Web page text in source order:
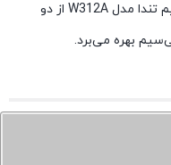
تجهیز شده است. اکسس پوینت بی‌سیم تندا مدل W312A از دو
بهره می‌برد.